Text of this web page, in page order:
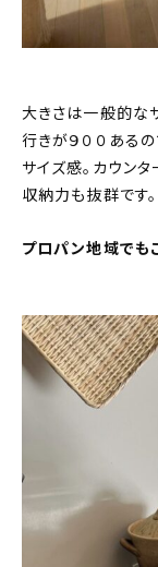
大きさは一般的な
行きが９００ある
サイズ感。カウン
収納力も抜群です。
プロパン地域でも